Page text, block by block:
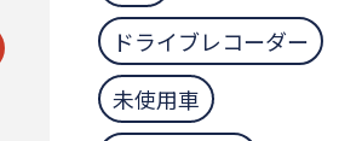
ドライブレコーダー
未使用車